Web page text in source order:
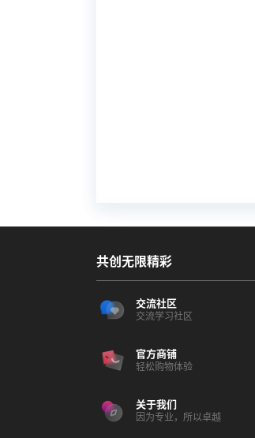
共创无限精彩
交流社区
交流学习社区
官方商铺
轻松购物体验
关于我们
因为专业，所以卓越